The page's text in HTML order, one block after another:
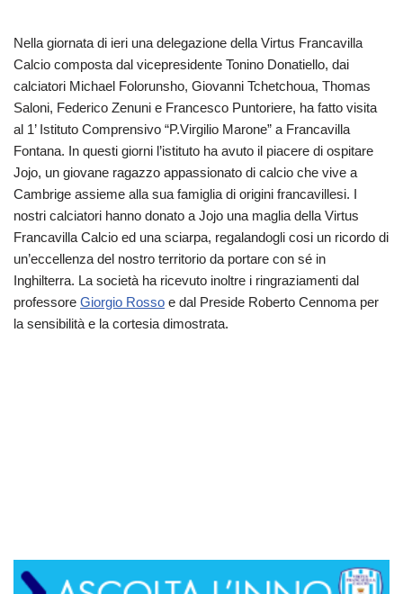
Nella giornata di ieri una delegazione della Virtus Francavilla
Calcio composta dal vicepresidente Tonino Donatiello, dai
calciatori Michael Folorunsho, Giovanni Tchetchoua, Thomas
Saloni, Federico Zenuni e Francesco Puntoriere, ha fatto visita
al 1’ Istituto Comprensivo “P.Virgilio Marone” a Francavilla
Fontana. In questi giorni l’istituto ha avuto il piacere di ospitare
Jojo, un giovane ragazzo appassionato di calcio che vive a
Cambrige assieme alla sua famiglia di origini francavillesi. I
nostri calciatori hanno donato a Jojo una maglia della Virtus
Francavilla Calcio ed una sciarpa, regalandogli cosi un ricordo di
un’eccellenza del nostro territorio da portare con sé in
Inghilterra. La società ha ricevuto inoltre i ringraziamenti dal
professore Giorgio Rosso e dal Preside Roberto Cennoma per
la sensibilità e la cortesia dimostrata.